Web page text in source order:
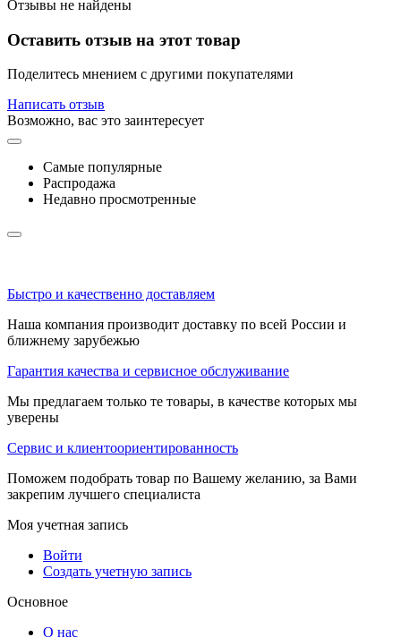
Отзывы не найдены
Оставить отзыв на этот товар
Поделитесь мнением с другими покупателями
Написать отзыв
Возможно, вас это заинтересует
Самые популярные
Распродажа
Недавно просмотренные
Быстро и качественно доставляем
Наша компания производит доставку по всей России и
ближнему зарубежью
Гарантия качества и сервисное обслуживание
Мы предлагаем только те товары, в качестве которых мы
уверены
Сервис и клиентоориентированность
Поможем подобрать товар по Вашему желанию, за Вами
закрепим лучшего специалиста
Моя учетная запись
Войти
Создать учетную запись
Основное
О нас